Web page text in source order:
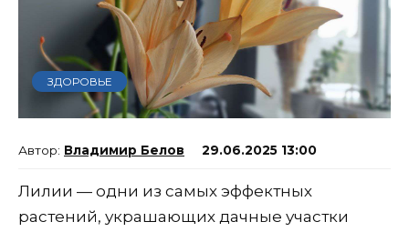
ЗДОРОВЬЕ
Владимир Белов 29.06.2025 13:00
Лилии — одни из самых эффектных
растений, украшающих дачные участки